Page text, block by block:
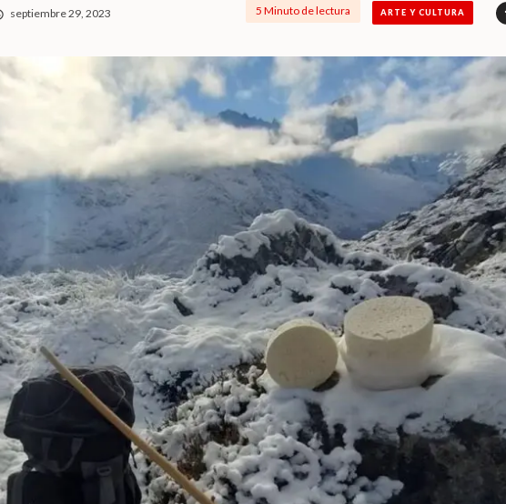
septiembre 29, 2023 5 Minuto de lectura ARTE Y CULTURA